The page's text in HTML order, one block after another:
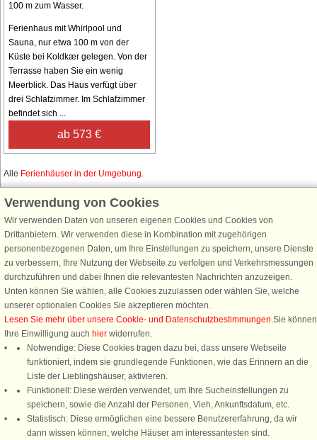
100 m zum Wasser.
Ferienhaus mit Whirlpool und
Sauna, nur etwa 100 m von der
Küste bei Koldkær gelegen. Von der
Terrasse haben Sie ein wenig
Meerblick. Das Haus verfügt über
drei Schlafzimmer. Im Schlafzimmer
befindet sich ...
ab 573 €
Alle Ferienhäuser in der Umgebung.
Schließen Sie sich 100.000 Ferienhaus-Fans an
Erhalten Sie einen Willkommensgutschein von 25 €für Ihren nächsten
Ferienhausurlaub - melden Sie sich einfach für den DanCenter Newsletter
an. Verpassen Sie nie wieder exklusive Angebote, Gewinnspiele und
Urlaubstipps!
Newsletter abonnieren
Folgen Sie uns:
Verwendung von Cookies
Wir verwenden Daten von unseren eigenen Cookies und Cookies von
Drittanbietern. Wir verwenden diese in Kombination mit zugehörigen
personenbezogenen Daten, um Ihre Einstellungen zu speichern, unsere Dienste
zu verbessern, Ihre Nutzung der Webseite zu verfolgen und Verkehrsmessungen
durchzuführen und dabei Ihnen die relevantesten Nachrichten anzuzeigen.
Unten können Sie wählen, alle Cookies zuzulassen oder wählen Sie, welche
unserer optionalen Cookies Sie akzeptieren möchten.
Lesen Sie mehr über unsere Cookie- und Datenschutzbestimmungen.Sie können
Ihre Einwilligung auch hier widerrufen.
Notwendige: Diese Cookies tragen dazu bei, dass unsere Webseite
funktioniert, indem sie grundlegende Funktionen, wie das Erinnern an die
Liste der Lieblingshäuser, aktivieren.
Funktionell: Diese werden verwendet, um Ihre Sucheinstellungen zu
speichern, sowie die Anzahl der Personen, Vieh, Ankunftsdatum, etc.
Statistisch: Diese ermöglichen eine bessere Benutzererfahrung, da wir
dann wissen können, welche Häuser am interessantesten sind.